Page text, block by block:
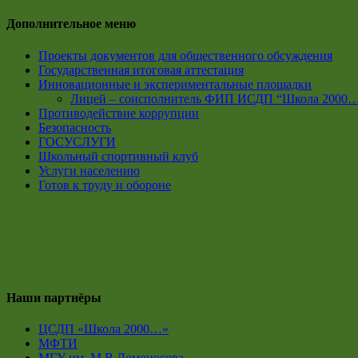
Дополнительное меню
Проекты документов для общественного обсуждения
Государственная итоговая аттестация
Инновационные и экспериментальные площадки
Лицей – соисполнитель ФИП ИСДП “Школа
Противодействие коррупции
Безопасность
ГОСУСЛУГИ
Школьный спортивный клуб
Услуги населению
Готов к труду и обороне
Наши партнёры
ЦСДП «Школа 2000…»
МФТИ